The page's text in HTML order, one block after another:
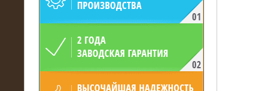
произведён высоковольтный
нагрузочный комплекс 24 МВт с
напряжением 6/10 кВ